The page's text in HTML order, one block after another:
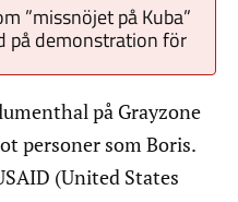
”missnöjet på Kuba”
på demonstration för
på Grayzone
personer som Boris.
(United States